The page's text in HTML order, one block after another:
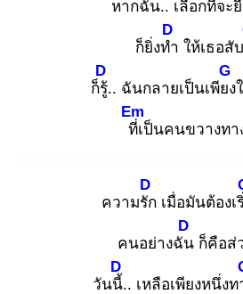
หากฉัน.. เลือกที่จะ
ก็ยิ่งทำ
D
ให้เธอสั
ก็รู้.
D
. ฉันกลายเป็นเพียง
G
ที่เ
Em
ป็นคนขวางทา
ความรัก
D
เมื่อมันต้องเ
คนอย่างฉัน
D
ก็คือส่
วันนี้.
D
. เหลือเพียงหนึ่งท